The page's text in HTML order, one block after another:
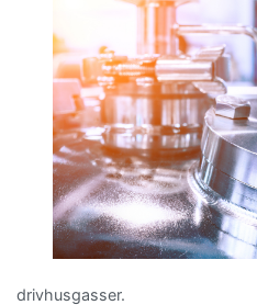
drivhusgasser.